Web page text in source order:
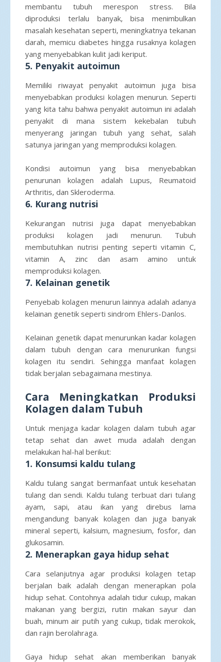
membantu tubuh merespon stress. Bila
diproduksi terlalu banyak, bisa menimbulkan
masalah kesehatan seperti, meningkatnya tekanan
darah, memicu diabetes hingga rusaknya kolagen
yang menyebabkan kulit jadi keriput.
5. Penyakit autoimun
Memiliki riwayat penyakit autoimun juga bisa
menyebabkan produksi kolagen menurun. Seperti
yang kita tahu bahwa penyakit autoimun ini adalah
penyakit di mana sistem kekebalan tubuh
menyerang jaringan tubuh yang sehat, salah
satunya jaringan yang memproduksi kolagen.
Kondisi autoimun yang bisa menyebabkan
penurunan kolagen adalah Lupus, Reumatoid
Arthritis, dan Skleroderma.
6. Kurang nutrisi
Kekurangan nutrisi juga dapat menyebabkan
produksi kolagen jadi menurun. Tubuh
membutuhkan nutrisi penting seperti vitamin C,
vitamin A, zinc dan asam amino untuk
memproduksi kolagen.
7. Kelainan genetik
Penyebab kolagen menurun lainnya adalah adanya
kelainan genetik seperti sindrom Ehlers-Danlos.
Kelainan genetik dapat menurunkan kadar kolagen
dalam tubuh dengan cara menurunkan fungsi
kolagen itu sendiri. Sehingga manfaat kolagen
tidak berjalan sebagaimana mestinya.
Cara Meningkatkan Produksi
Kolagen dalam Tubuh
Untuk menjaga kadar kolagen dalam tubuh agar
tetap sehat dan awet muda adalah dengan
melakukan hal-hal berikut:
1. Konsumsi kaldu tulang
Kaldu tulang sangat bermanfaat untuk kesehatan
tulang dan sendi. Kaldu tulang terbuat dari tulang
ayam, sapi, atau ikan yang direbus lama
mengandung banyak kolagen dan juga banyak
mineral seperti, kalsium, magnesium, fosfor, dan
glukosamin.
2. Menerapkan gaya hidup sehat
Cara selanjutnya agar produksi kolagen tetap
berjalan baik adalah dengan menerapkan pola
hidup sehat. Contohnya adalah tidur cukup, makan
makanan yang bergizi, rutin makan sayur dan
buah, minum air putih yang cukup, tidak merokok,
dan rajin berolahraga.
Gaya hidup sehat akan memberikan banyak